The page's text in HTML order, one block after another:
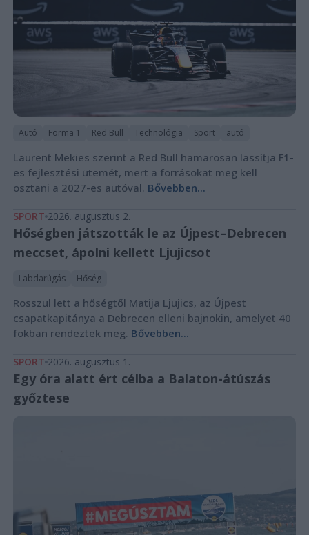
Autó Forma 1 Red Bull Technológia Sport autó
Laurent Mekies szerint a Red Bull hamarosan lassítja F1-
es fejlesztési ütemét, mert a forrásokat meg kell
osztani a 2027-es autóval. Bővebben...
SPORT 2026. augusztus 2.
Hőségben játszották le az Újpest–Debrecen
meccset, ápolni kellett Ljujicsot
Labdarúgás Hőség
Rosszul lett a hőségtől Matija Ljujics, az Újpest
csapatkapitánya a Debrecen elleni bajnokin, amelyet 40
fokban rendeztek meg. Bővebben...
SPORT 2026. augusztus 1.
Egy óra alatt ért célba a Balaton-átúszás
győztese